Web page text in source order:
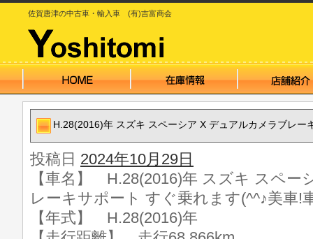
佐賀唐津の中古車・輸入車 (有)吉富商会
H.28(2016)年 スズキ スペーシア X デュアルカメラブレー
投稿日 2024年10月29日
【車名】 H.28(2016)年 スズキ スペー
レーキサポート すぐ乗れます(^^♪美車!
【年式】 H.28(2016)年